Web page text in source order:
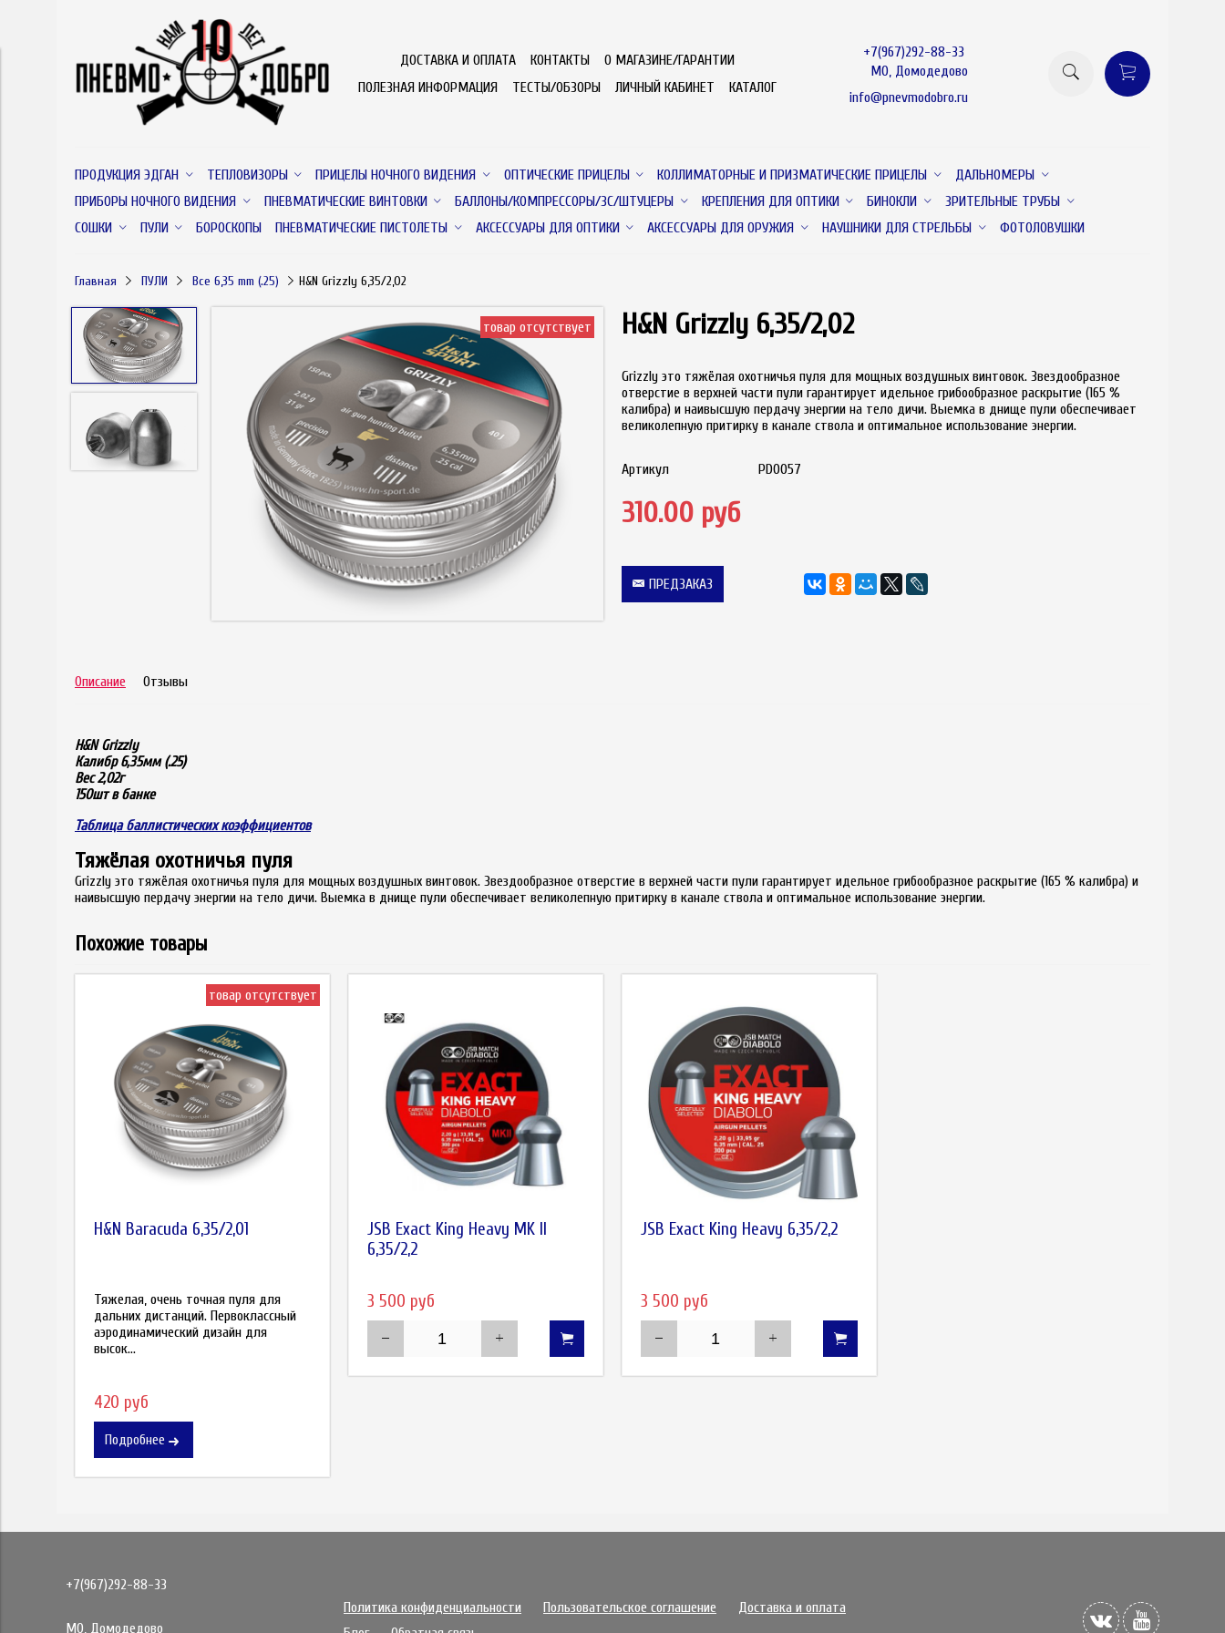
ДОСТАВКА И ОПЛАТА КОНТАКТЫ
О МАГАЗИНЕ/ГАРАНТИИ
ПОЛЕЗНАЯ ИНФОРМАЦИЯ
ТЕСТЫ/ОБЗОРЫ ЛИЧНЫЙ КАБИНЕТ КАТАЛОГ
+7(967)292-88-33
МО, Домодедово
info@pnevmodobro.ru
ПРОДУКЦИЯ ЭДГАН ТЕПЛОВИЗОРЫ ПРИЦЕЛЫ НОЧНОГО ВИДЕНИЯ ОПТИЧЕСКИЕ ПРИЦЕЛЫ КОЛЛИМАТОРНЫЕ И ПРИЗМАТИЧЕСКИЕ ПРИЦЕЛЫ
ДАЛЬНОМЕРЫ
ПРИБОРЫ НОЧНОГО ВИДЕНИЯ
ПНЕВМАТИЧЕСКИЕ ВИНТОВКИ БАЛЛОНЫ/КОМПРЕССОРЫ/ЗС/ШТУЦЕРЫ КРЕПЛЕНИЯ ДЛЯ ОПТИКИ БИНОКЛИ
ЗРИТЕЛЬНЫЕ ТРУБЫ
СОШКИ
ПУЛИ БОРОСКОПЫ ПНЕВМАТИЧЕСКИЕ ПИСТОЛЕТЫ АКСЕССУАРЫ ДЛЯ ОПТИКИ АКСЕССУАРЫ ДЛЯ ОРУЖИЯ НАУШНИКИ ДЛЯ СТРЕЛЬБЫ ФОТОЛОВУШКИ
Главная ПУЛИ Все 6,35 mm (.25) H&N Grizzly 6,35/2,02
товар отсутствует H&N Grizzly 6,35/2,02
Grizzly это тяжёлая охотничья пуля для мощных воздушных винтовок. Звездообразное
отверстие в верхней части пули гарантирует идельное грибообразное раскрытие (165 %
калибра) и наивысшую пердачу энергии на тело дичи. Выемка в днище пули обеспечивает
великолепную притирку в канале ствола и оптимальное использование энергии.
Артикул PD0057
310.00 руб
ПРЕДЗАКАЗ
Описание Отзывы
H&N Grizzly
Калибр 6,35мм (.25)
Вес 2,02г
150шт в банке
Таблица баллистических коэффициентов
Тяжёлая охотничья пуля
Grizzly это тяжёлая охотничья пуля для мощных воздушных винтовок. Звездообразное отверстие в верхней части пули гарантирует идельное грибообразное раскрытие (165 % калибра) и
наивысшую пердачу энергии на тело дичи. Выемка в днище пули обеспечивает великолепную притирку в канале ствола и оптимальное использование энергии.
Похожие товары
товар отсутствует
H&N Baracuda 6,35/2,01
Тяжелая, очень точная пуля для
дальних дистанций. Первоклассный
аэродинамический дизайн для
высок...
420 руб
Подробнее
JSB Exact King Heavy MK II
6,35/2,2
3 500 руб
JSB Exact King Heavy 6,35/2,2
3 500 руб
+7(967)292-88-33
МО, Домодедово
Политика конфиденциальности Пользовательское соглашение
Доставка и оплата